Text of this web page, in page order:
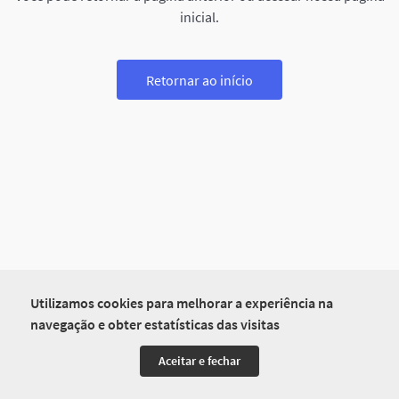
Utilizamos cookies para melhorar a experiência na
navegação e obter estatísticas das visitas
Aceitar e fechar
inicial.
Retornar ao início